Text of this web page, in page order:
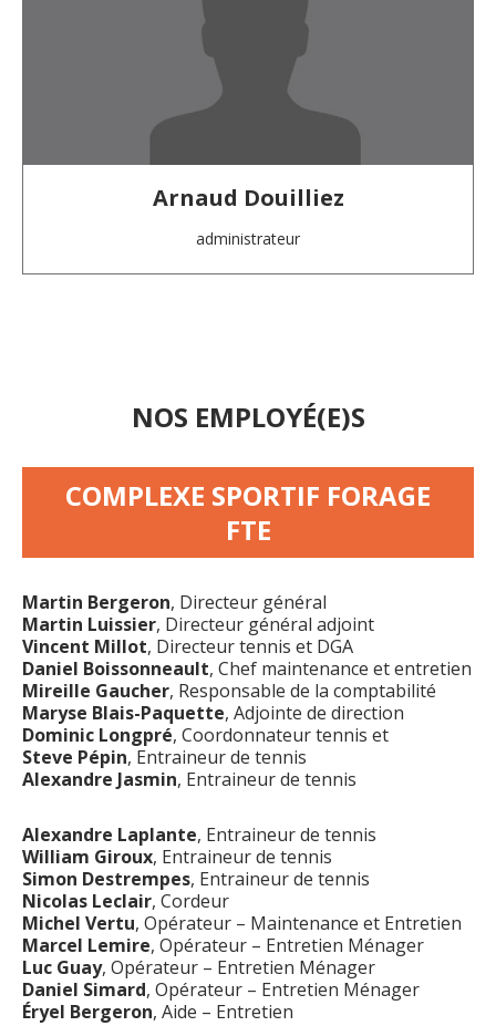
Arnaud Douilliez
administrateur
NOS EMPLOYÉ(E)S
COMPLEXE SPORTIF FORAGE
FTE
Martin Bergeron, Directeur général
Martin Luissier, Directeur général adjoint
Vincent Millot, Directeur tennis et DGA
Daniel Boissonneault, Chef maintenance et entretien​
Mireille Gaucher, Responsable de la comptabilité
Maryse Blais-Paquette, Adjointe de direction
Dominic Longpré, Coordonnateur tennis et
Steve Pépin, Entraineur de tennis
Alexandre Jasmin, Entraineur de tennis
Alexandre Laplante, Entraineur de tennis
William Giroux, Entraineur de tennis
Simon Destrempes, Entraineur de tennis
Nicolas Leclair, Cordeur
Michel Vertu, Opérateur – Maintenance et Entretien
Marcel Lemire, Opérateur – Entretien Ménager
Luc Guay, Opérateur – Entretien Ménager
Daniel Simard, Opérateur – Entretien Ménager
Éryel Bergeron, Aide – Entretien